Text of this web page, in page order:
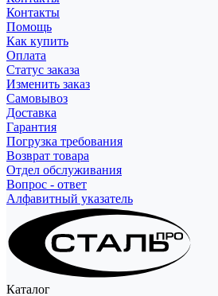
Контакты
Помощь
Как купить
Оплата
Статус заказа
Изменить заказ
Самовывоз
Доставка
Гарантия
Погрузка требования
Возврат товара
Отдел обслуживания
Вопрос - ответ
Алфавитный указатель
Каталог